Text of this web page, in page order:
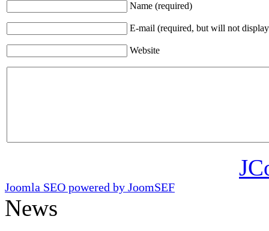
Name (required)
E-mail (required, but will not
Website
Joomla SEO powered by JoomSEF
News